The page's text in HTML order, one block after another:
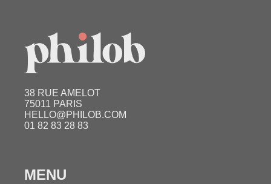
38 RUE AMELOT
75011 PARIS
HELLO@PHILOB.COM
01 82 83 28 83
MENU